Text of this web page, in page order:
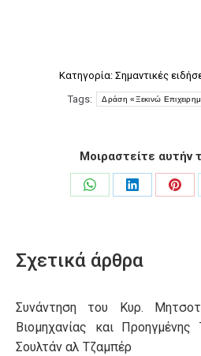
Κατηγορία: Σημαντικές
Tags:
Δράση «Ξεκινώ
Μοιραστείτε αυτήν
Share
Share
Σχετικά άρθρα
Συνάντηση του Κυρ.
Βιομηχανίας και
Σουλτάν αλ Τζαμπέρ